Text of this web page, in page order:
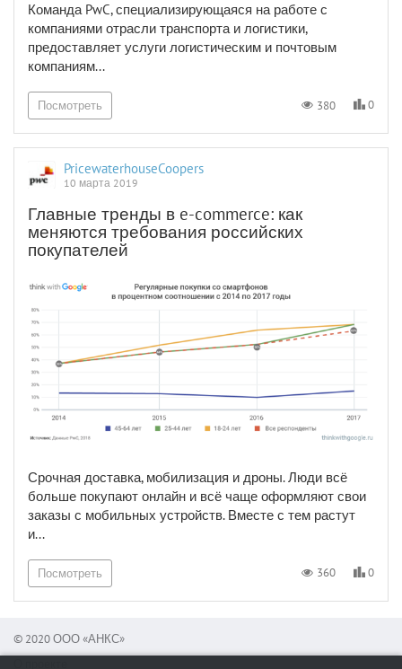
Команда PwC, специализирующаяся на работе с
компаниями отрасли транспорта и логистики,
предоставляет услуги логистическим и почтовым
компаниям...
Посмотреть 380 0
PricewaterhouseCoopers
10 марта 2019
Главные тренды в e-commerce: как
меняются требования российских
покупателей
Срочная доставка, мобилизация и дроны. Люди всё
больше покупают онлайн и всё чаще оформляют свои
заказы с мобильных устройств. Вместе с тем растут
и...
Посмотреть 360 0
© 2020 ООО «АНКС»